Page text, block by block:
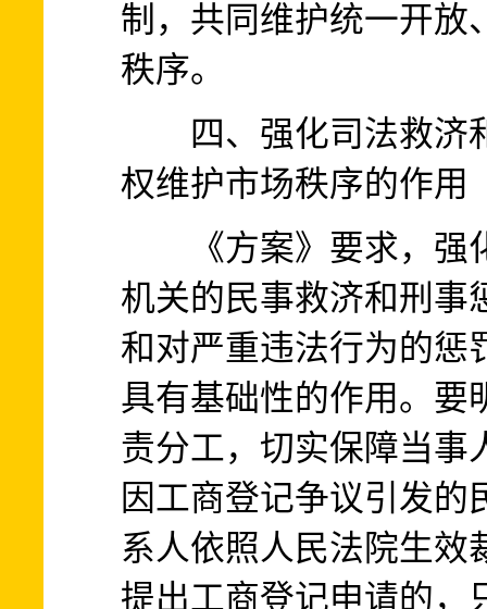
制，共同维护统一开放
秩序。
四、强化司法救济
权维护市场秩序的作用
《方案》要求，强
机关的民事救济和刑事
和对严重违法行为的惩
具有基础性的作用。要
责分工，切实保障当事
因工商登记争议引发的
系人依照人民法院生效
提出工商登记申请的，